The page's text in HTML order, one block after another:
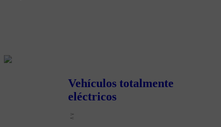
Vehículos totalmente
eléctricos